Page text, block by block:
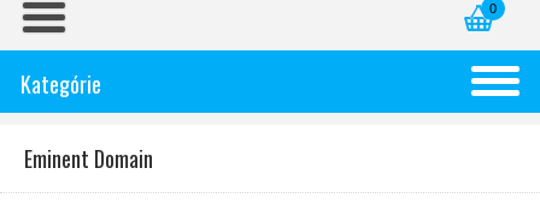
0
Kategórie
Eminent Domain